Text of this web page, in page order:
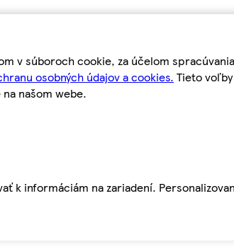
v súboroch cookie, za účelom
osobných údajov a cookies. Tieto
našom webe.
k informáciám na zariadení.